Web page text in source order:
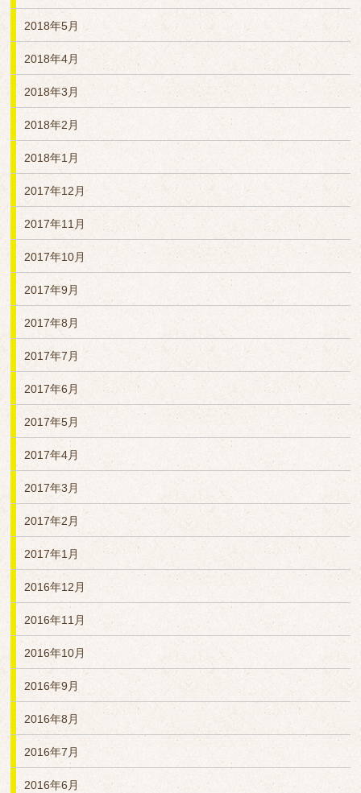
2018年5月
2018年4月
2018年3月
2018年2月
2018年1月
2017年12月
2017年11月
2017年10月
2017年9月
2017年8月
2017年7月
2017年6月
2017年5月
2017年4月
2017年3月
2017年2月
2017年1月
2016年12月
2016年11月
2016年10月
2016年9月
2016年8月
2016年7月
2016年6月